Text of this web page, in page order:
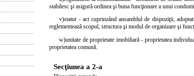
stabilesc şi asigură ordinea şi buna funcţionare a unui
v)statut - act cuprinzând ansamblul de dispoziţii,
reglementează scopul, structura şi modul de organizare şi
w)unitate de proprietate imobiliară - proprietatea
proprietatea comună.
Secţiunea a 2-a